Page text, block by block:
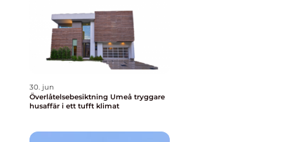
30. jun
Överlåtelsebesiktning Umeå tryggare
husaffär i ett tufft klimat